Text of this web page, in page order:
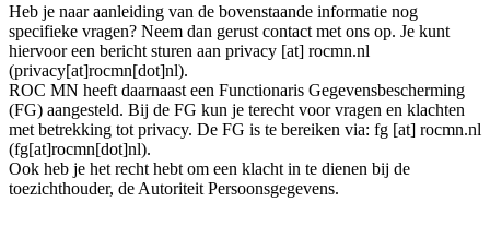
Heb je naar aanleiding van de bovenstaande informatie nog
specifieke vragen? Neem dan gerust contact met ons op. Je kunt
hiervoor een bericht sturen aan privacy [at] rocmn.nl
(privacy[at]rocmn[dot]nl).
ROC MN heeft daarnaast een Functionaris Gegevensbescherming
(FG) aangesteld. Bij de FG kun je terecht voor vragen en klachten
met betrekking tot privacy. De FG is te bereiken via: fg [at] rocmn.nl
(fg[at]rocmn[dot]nl).
Ook heb je het recht hebt om een klacht in te dienen bij de
toezichthouder, de Autoriteit Persoonsgegevens.